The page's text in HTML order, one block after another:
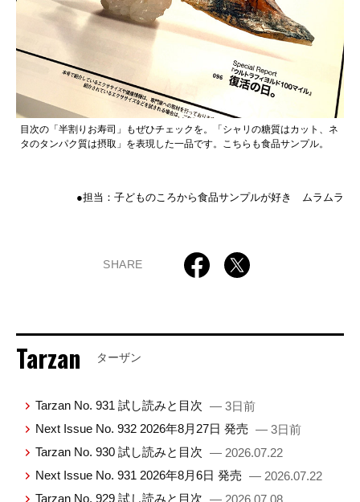
目次の「半割りお寿司」もぜひチェックを。「シャリの糖質はカット、ネ
タのタンパク質は摂取」を表現した一品です。こちらも食品サンプル。
●担当：子どものころから食品サンプルが好き ムラムラ
SHARE
Tarzan ターザン
Tarzan No. 931 試し読みと目次 — 3日前
Next Issue No. 932 2026年8月27日 発売 — 3日前
Tarzan No. 930 試し読みと目次 — 2026.07.22
Next Issue No. 931 2026年8月6日 発売 — 2026.07.22
Tarzan No. 929 試し読みと目次 — 2026.07.08